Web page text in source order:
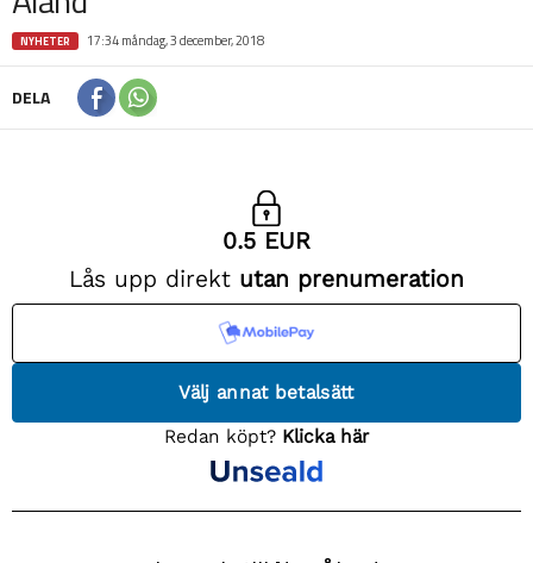
NYHETER 17:34 måndag, 3 december, 2018
DELA